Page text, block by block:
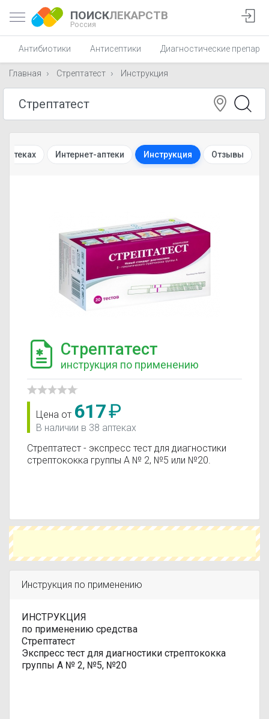
ПОИСКЛЕКАРСТВ
Россия
Антибиотики Антисептики Диагностические
Главная Стрептатест Инструкция
аптеках Интернет-аптеки Инструкция Отзывы
Стрептатест
инструкция по применению
Цена от 617₽
В наличии в 38 аптеках
Стрептатест - экспресс тест для диагностики
стрептококка группы А № 2, №5 или №20.
Инструкция по применению
ИНСТРУКЦИЯ
по применению средства
Стрептатест
Экспресс тест для диагностики стрептококка
группы А № 2, №5, №20